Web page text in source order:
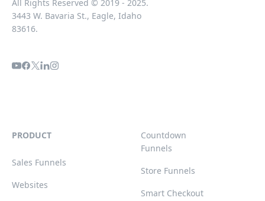
All Rights Reserved © 2019 - 2025.
3443 W. Bavaria St., Eagle, Idaho
83616.
PRODUCT
Sales Funnels
Websites
Countdown
Funnels
Store Funnels
Smart Checkout